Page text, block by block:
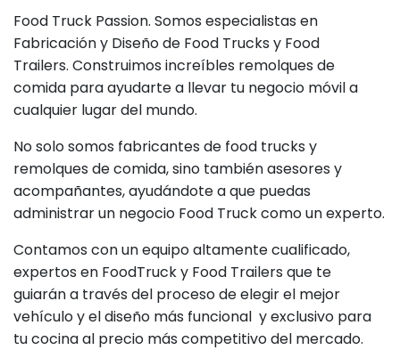
Food Truck Passion. Somos especialistas en
Fabricación y Diseño de Food Trucks y Food
Trailers. Construimos increíbles remolques de
comida para ayudarte a llevar tu negocio móvil a
cualquier lugar del mundo.
No solo somos fabricantes de food trucks y
remolques de comida, sino también asesores y
acompañantes, ayudándote a que puedas
administrar un negocio Food Truck como un experto.
Contamos con un equipo altamente cualificado,
expertos en FoodTruck y Food Trailers que te
guiarán a través del proceso de elegir el mejor
vehículo y el diseño más funcional y exclusivo para
tu cocina al precio más competitivo del mercado.